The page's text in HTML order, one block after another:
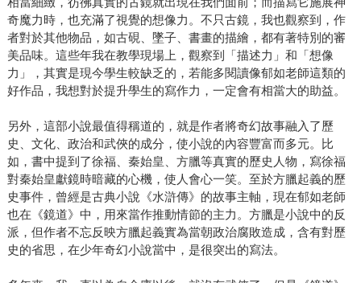
奇魔力時，也充滿了視覺的想像力。不只古鏡，我也觀察到，作
者對於其他物品，如古硯、墜子、書畫的描繪，都有著特別的審
美品味。這些年我在教學現場上，觀察到「描述力」和「想像
力」，其實是現今學生較缺乏的，若能多閱讀像郁如老師這類的
好作品，我想對於提升學生的寫作力，一定會有相當大的助益。
另外，這部小說最值得稱道的，就是作者將奇幻故事融入了歷
史、文化、政治和武俠的成分，使小說的內容豐富而多元。比
如，書中提到了徐福、秦始皇、方臘等真實的歷史人物，寫徐福
對秦始皇獻鏡時暗藏的心機，使人會心一笑。至於方臘起義的歷
史事件，曾經是古典小說《水滸傳》的故事主軸，現在郁如老師
也在《鏡道》中，用來當作推動情節的主力。方臘是小說中的反
派，但作者不忘反映方臘起義實為當朝政治腐敗造成，含有對歷
史的省思，在少年奇幻小說當中，是很突出的寫法。